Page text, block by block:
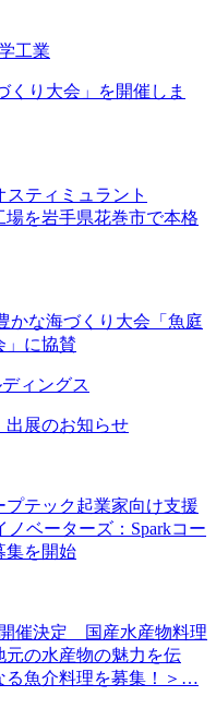
工業
くり大会」を開催しま
ティミュラント
場を岩手県花巻市で本格
かな海づくり大会「魚庭
」に協賛
ィングス
出展のお知らせ
テック起業家向け支援
ベーターズ：Sparkコー
集を開始
開催決定 国産水産物料理
元の水産物の魅力を伝
る魚介料理を募集！＞…